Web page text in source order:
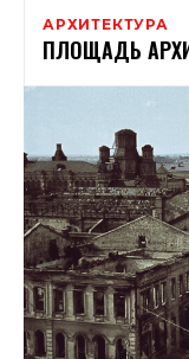
АРХИТЕКТУРА
ПЛОЩАДЬ